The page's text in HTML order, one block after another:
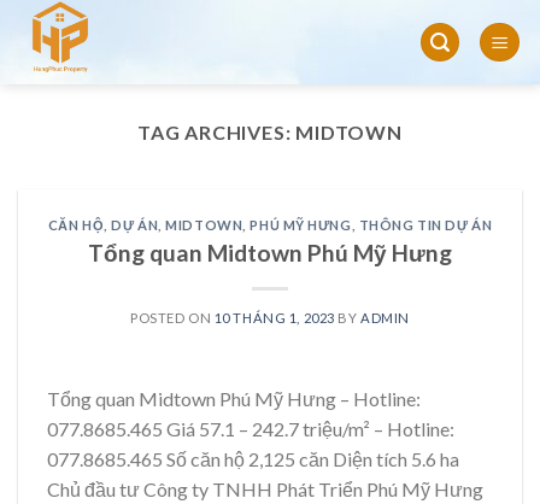
Skip
content
TAG ARCHIVES: MIDTOWN
CĂN HỘ ,DỰ ÁN ,MIDTOWN ,PHÚ MỸ HƯNG THÔNG TIN DỰ ÁN
Tổng quan Midtown Phú Mỹ Hưng
POSTED ON 10 THÁNG 1, 2023 BY ADMIN
Tổng quan Midtown Phú Mỹ Hưng – Hotline:
077.8685.465 Giá 57.1 – 242.7 triệu/m² – Hotline:
077.8685.465 Số căn hộ 2,125 căn Diện tích 5.6 ha
Chủ đầu tư Công ty TNHH Phát Triển Phú Mỹ Hưng